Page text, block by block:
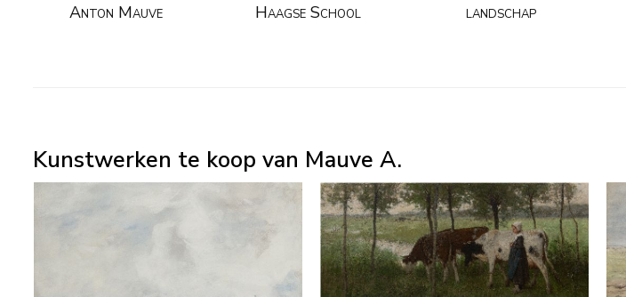
Anton Mauve Haagse School landschap
Kunstwerken te koop van Mauve A.